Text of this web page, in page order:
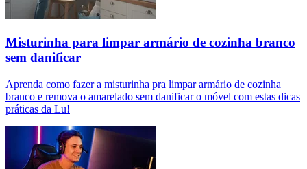
Misturinha para limpar armário de cozinha branco
sem danificar
Aprenda como fazer a misturinha pra limpar armário de cozinha
branco e remova o amarelado sem danificar o móvel com estas dicas
práticas da Lu!